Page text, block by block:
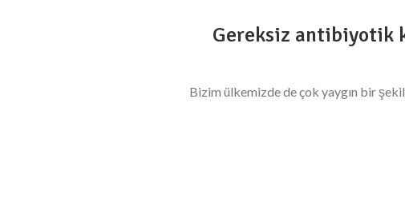
Gereksiz antibiyotik
Bizim ülkemizde de çok yaygın bir